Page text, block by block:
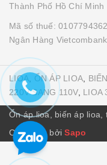
Thành Phố Hồ Chí Minh
Mã số thuế:
Ngân Hàng
LIOA ỔN ÁP LIOA
220V SANG 110V, LIOA
Ổn áp lioa, biến áp lioa,
Cung cấp bởiSapo